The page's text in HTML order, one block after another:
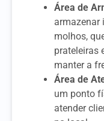
Área de
armazenar
molhos,
prateleiras
manter a
Área de
um ponto
atender